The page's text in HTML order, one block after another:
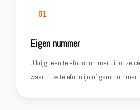
01
Eigen nummer
U krijgt een telefoonnummer uit onze
waar u uw telefoonlijn of gsm-nummer